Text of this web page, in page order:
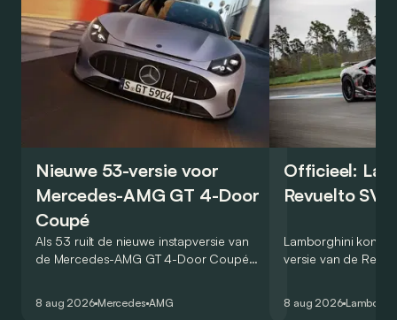
Nieuwe 53-versie voor
Mercedes-AMG GT 4-Door
Coupé
Als 53 ruilt de nieuwe instapversie van
de Mercedes-AMG GT 4-Door Coupé
8 aug 2026 Mercedes AMG
Officieel:
Revuelto SV
Lamborghini
versie van de
een record voor
8 aug 2026